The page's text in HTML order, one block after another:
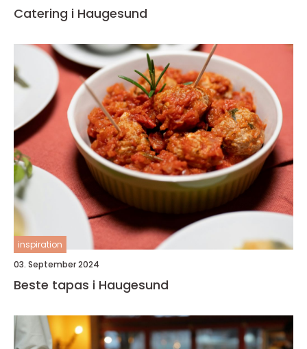
Catering i Haugesund
inspiration
03. September 2024
Beste tapas i Haugesund